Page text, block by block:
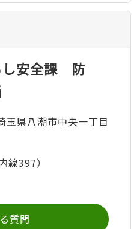
安全課 防
県八潮市中央一丁目
397）
質問